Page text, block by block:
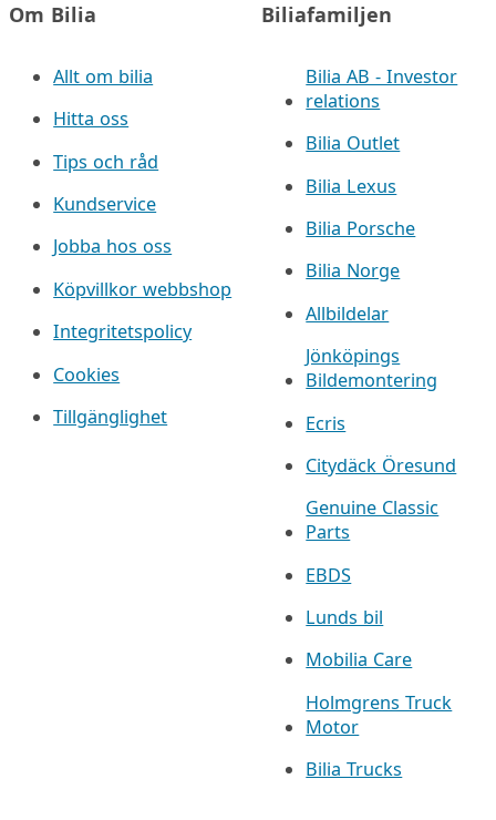
Om Bilia
Allt om bilia
Hitta oss
Tips och råd
Kundservice
Jobba hos oss
Köpvillkor webbshop
Integritetspolicy
Cookies
Tillgänglighet
Biliafamiljen
Bilia AB - Investor
relations
Bilia Outlet
Bilia Lexus
Bilia Porsche
Bilia Norge
Allbildelar
Jönköpings
Bildemontering
Ecris
Citydäck Öresund
Genuine Classic
Parts
EBDS
Lunds bil
Mobilia Care
Holmgrens Truck
Motor
Bilia Trucks